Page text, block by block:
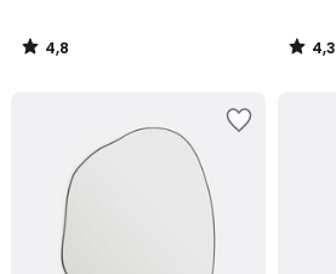
4,8
/
4,3
/